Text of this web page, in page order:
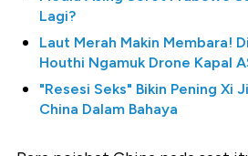
Lagi?
Laut Merah Makin Membara!
Houthi Ngamuk Drone Kapal
"Resesi Seks" Bikin Pening Xi
China Dalam Bahaya